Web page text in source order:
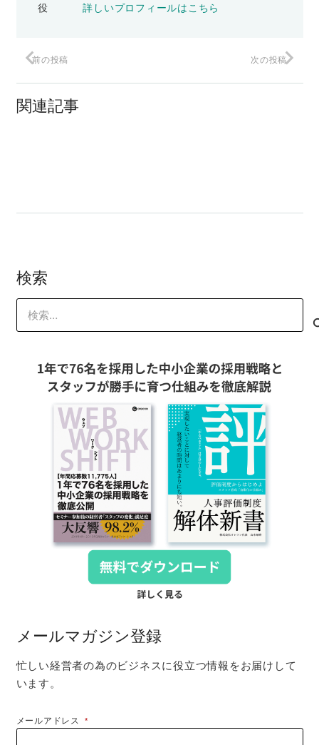
役詳しいプロフィールはこちら
前の投稿 次の投稿
関連記事
検索
索:
メールマガジン登録
忙しい経営者の為のビジネスに役立つ情報をお届けして
います。
メールアドレス*